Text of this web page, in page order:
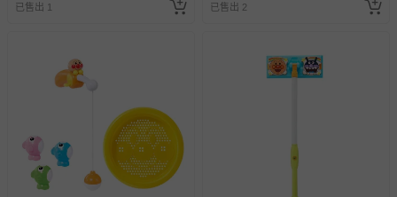
已售出 1 已售出 2